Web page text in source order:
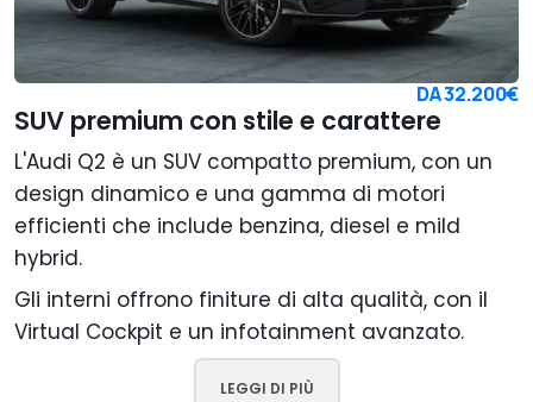
DA32.200€
SUV premium con stile e carattere
L'Audi Q2 è un SUV compatto premium, con un
design dinamico e una gamma di motori
efficienti che include benzina, diesel e mild
hybrid.
Gli interni offrono finiture di alta qualità, con il
Virtual Cockpit e un infotainment avanzato.
LEGGI DI PIÙ